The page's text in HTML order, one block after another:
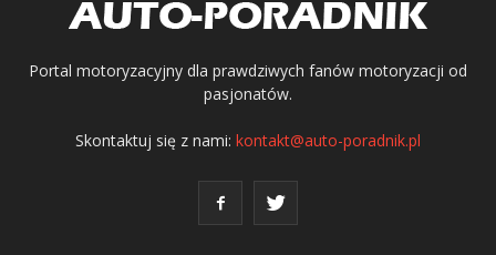
Portal motoryzacyjny dla prawdziwych fanów motoryzacji od
pasjonatów.
Skontaktuj się z nami: kontakt@auto-poradnik.pl